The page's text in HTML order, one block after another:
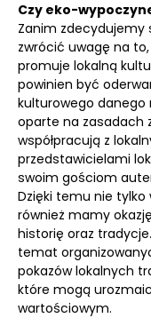
Czy eko-
Zanim zdecydujemy
zwrócić uwagę na
promuje lokalną
powinien być
kulturowego
oparte na zasadach
współpracują z
przedstawicielami
swoim gościom
Dzięki temu nie tylko
również mamy
historię oraz
temat
pokazów lokalnych
które mogą
wartościowym.